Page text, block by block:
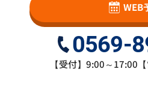
WEB
0569-
【受付】9:00～17:00